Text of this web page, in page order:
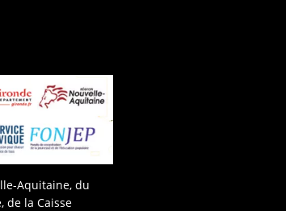
Aquitaine, du
de la Caisse